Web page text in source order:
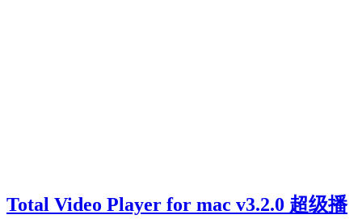
Total Video Player for mac v3.2.0 超级播